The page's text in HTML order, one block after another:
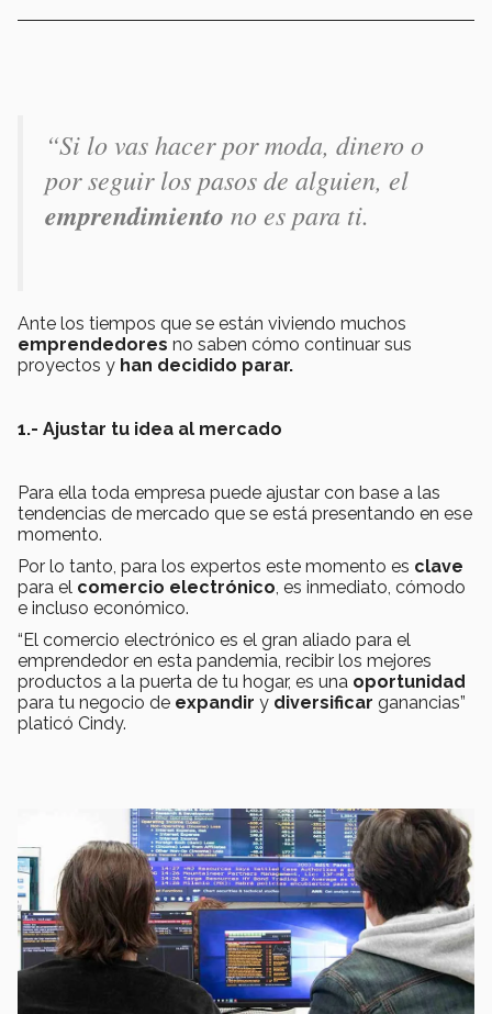
“Si lo vas hacer por moda, dinero o
por seguir los pasos de alguien, el
emprendimiento no es para ti.
Ante los tiempos que se están viviendo muchos
emprendedores no saben cómo continuar sus
proyectos y han decidido parar.
1.- Ajustar tu idea al mercado
Para ella toda empresa puede ajustar con base a las
tendencias de mercado que se está presentando en ese
momento.
Por lo tanto, para los expertos este momento es clave
para el comercio electrónico, es inmediato, cómodo
e incluso económico.
“El comercio electrónico es el gran aliado para el
emprendedor en esta pandemia, recibir los mejores
productos a la puerta de tu hogar, es una oportunidad
para tu negocio de expandir y diversificar ganancias”
platicó Cindy.